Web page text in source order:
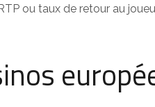
ou taux de retour au